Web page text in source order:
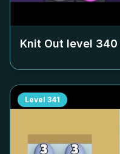
Knit Out level 340
Level 341